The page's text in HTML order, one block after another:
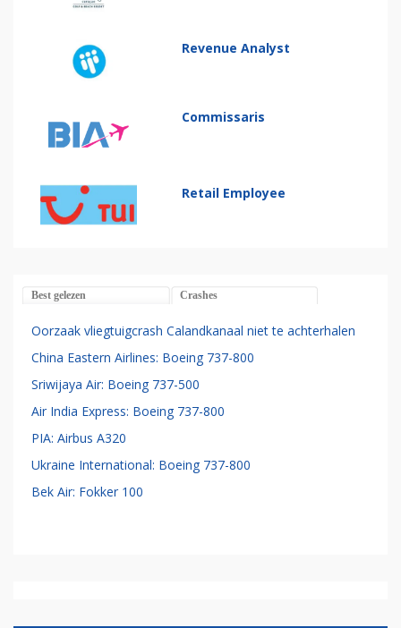
Revenue Analyst
Commissaris
Retail Employee
Best gelezen Crashes
Oorzaak vliegtuigcrash Calandkanaal niet te achterhalen
China Eastern Airlines: Boeing 737-800
Sriwijaya Air: Boeing 737-500
Air India Express: Boeing 737-800
PIA: Airbus A320
Ukraine International: Boeing 737-800
Bek Air: Fokker 100